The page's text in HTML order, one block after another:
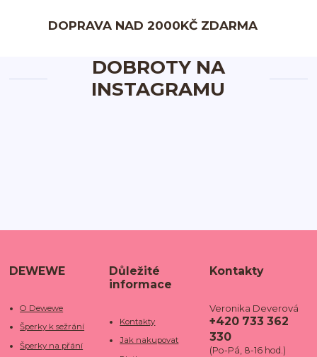
DOPRAVA NAD 2000KČ ZDARMA
DOBROTY NA
INSTAGRAMU
DEWEWE
O Dewewe
Šperky k sežrání
Šperky na přání
Důležité
informace
Kontakty
Jak nakupovat
Kontakty
Veronika Deverová
+420 733 362
330
(Po-Pá, 8-16 hod.)